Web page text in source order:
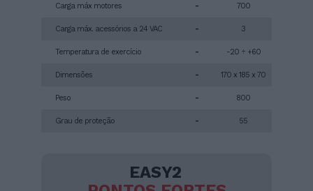
Carga máx motores
Carga máx. acessórios a 24 VAC
Temperatura de exercício
Dimensões
Peso
Grau de proteção
-
-
-
-
-
-
700
3
-20 ÷ +60
170 x 185 x 70
800
55
EASY2